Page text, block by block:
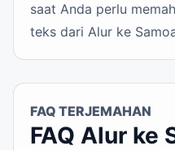
saat Anda perlu
teks dari Alur ke
FAQ TERJEMAHAN
FAQ Alur ke